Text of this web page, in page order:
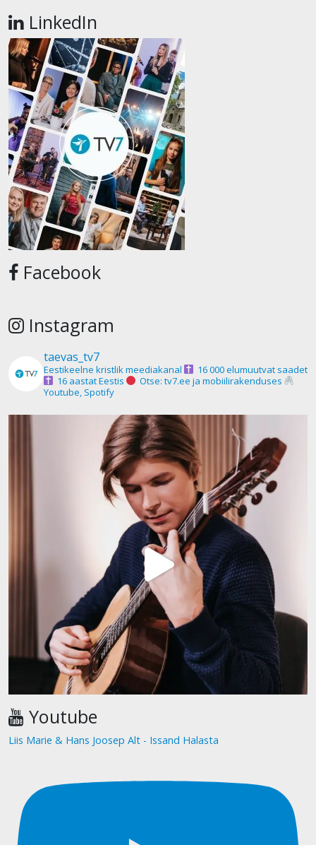
LinkedIn
Facebook
Instagram
taevas_tv7
Eestikeelne kristlik meediakanal
16 000 elumuutvat saadet
16 aastat Eestis
Otse: tv7.ee ja mobiilirakenduses
Youtube, Spotify
Youtube
Liis Marie & Hans Joosep Alt - Issand Halasta